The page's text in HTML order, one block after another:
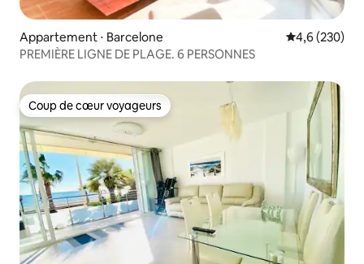
Appartement ⋅ Barcelone Évaluation
4,6 (230)
PREMIÈRE LIGNE DE PLAGE. 6 PERSONNES
Coup de cœur voyageurs
Coup de cœur voyageurs